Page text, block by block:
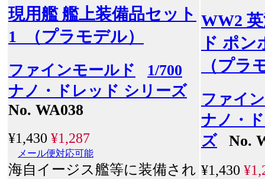
現用艦 艦上装備品セット
1 （プラモデル）
ファインモールド
1/700
ナノ・ドレッド シリーズ
No. WA038
¥1,430 ¥1,287
メール便対応可能
海自イージス艦等に装備され
WW2
ド ポ
（プラ
ファイ
ナノ・
ズNo.
¥1,430